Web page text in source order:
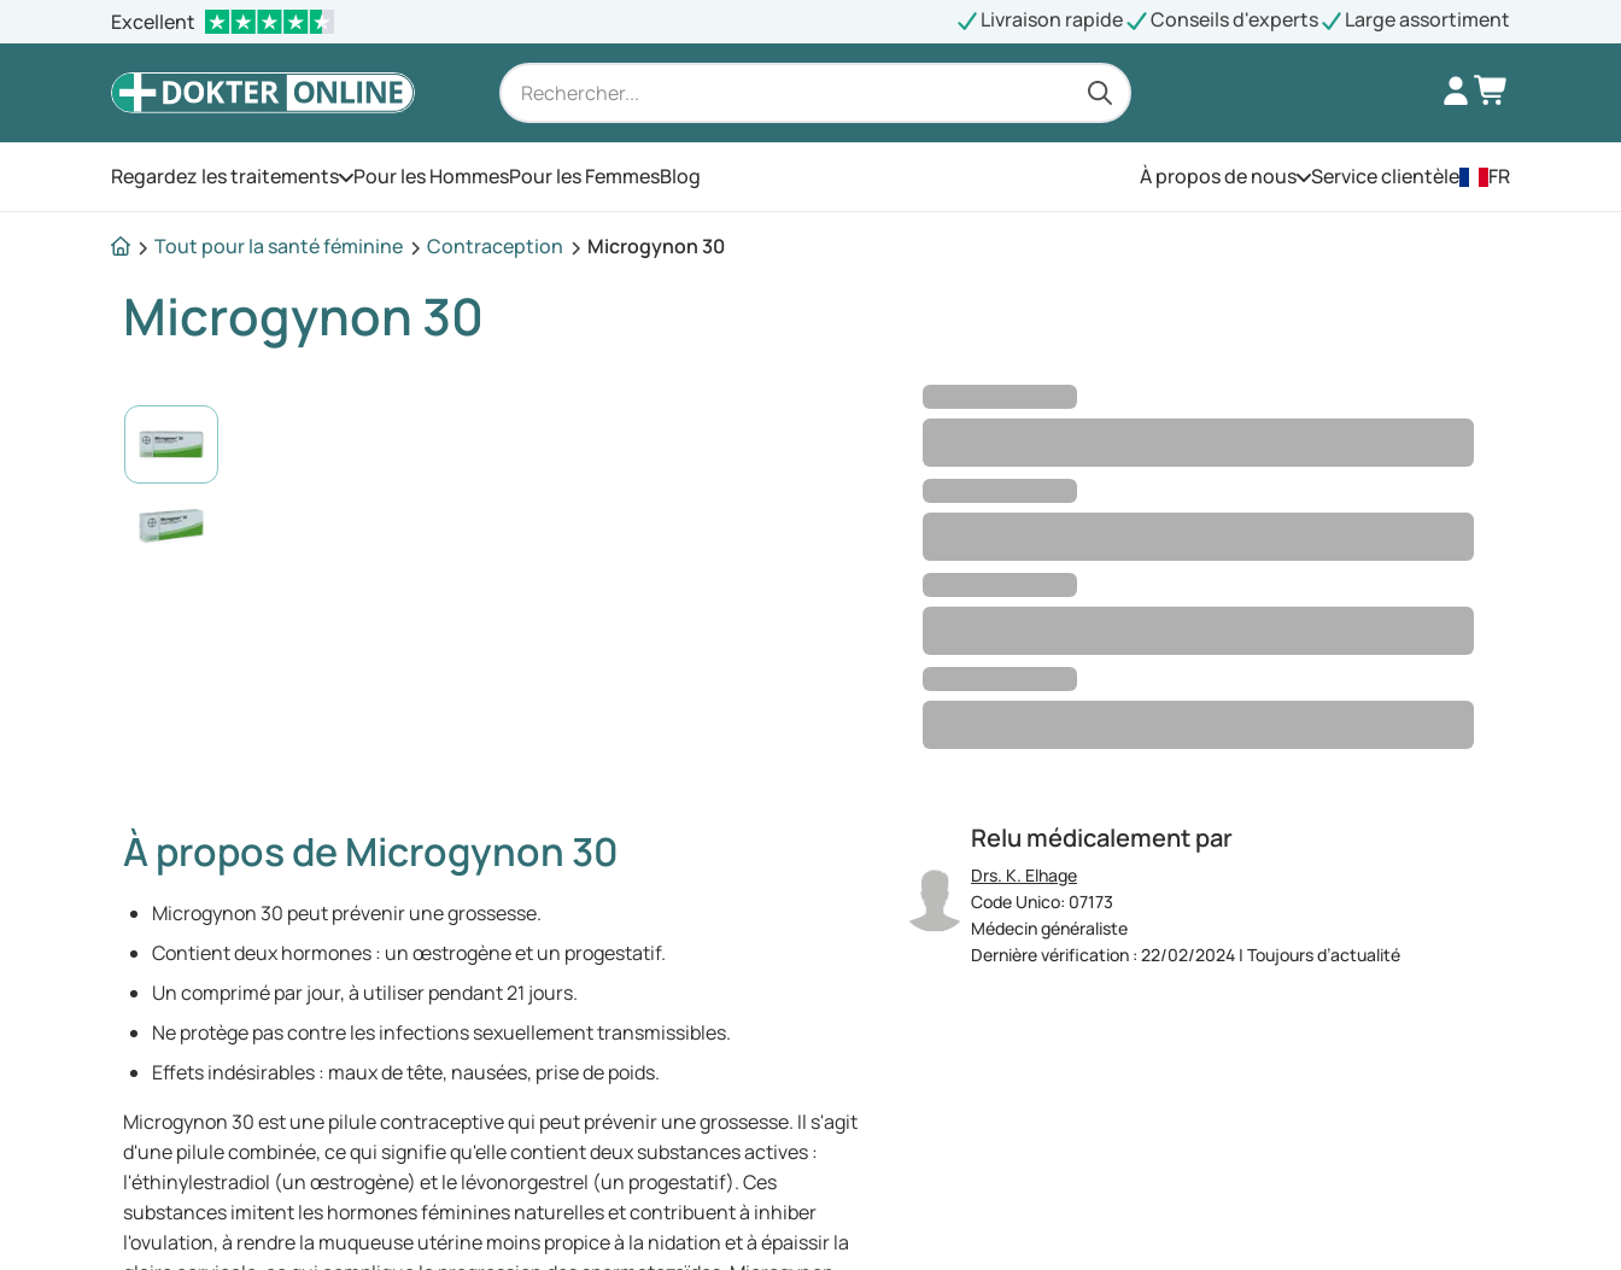
Excellent Livraison rapide Conseils d'experts Large assortiment
Regardez les traitementsOuvrez le menu
Pour les HommesPour les FemmesBlog À propos de nousOuvrez le menu
Service clientèle FR
Tout pour la santé féminine Contraception Microgynon 30
Microgynon 30
Relu médicalement par
Drs. K. Elhage
Code Unico: 07173
Médecin généraliste
Dernière vérification : 22/02/2024 | Toujours d’actualité
À propos de Microgynon 30
Microgynon 30 peut prévenir une grossesse.
Contient deux hormones : un œstrogène et un progestatif.
Un comprimé par jour, à utiliser pendant 21 jours.
Ne protège pas contre les infections sexuellement transmissibles.
Effets indésirables : maux de tête, nausées, prise de poids.
Microgynon 30 est une pilule contraceptive qui peut prévenir une grossesse. Il s'agit
d'une pilule combinée, ce qui signifie qu'elle contient deux substances actives :
l'éthinylestradiol (un œstrogène) et le lévonorgestrel (un progestatif). Ces
substances imitent les hormones féminines naturelles et contribuent à inhiber
l'ovulation, à rendre la muqueuse utérine moins propice à la nidation et à épaissir la